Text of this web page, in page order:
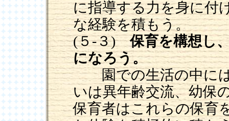
に指導する力を身に付
な経験を積もう。
(５-３)保育を構想し
になろう。
園での生活の中には
いは異年齢交流、幼保
保育者はこれらの保育